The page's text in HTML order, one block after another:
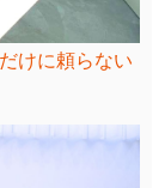
けに頼らない